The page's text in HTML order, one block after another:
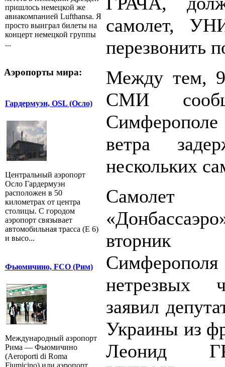
пришлось немецкой же
авиакомпанией Lufthansa. Я
просто выиграл билеты на
концерт немецкой группы
...
Аэропорты мира:
Гардермуэн, OSL (Осло)
Центральный аэропорт
Осло Гардермуэн
расположен в 50
километрах от центра
столицы. С городом
аэропорт связывает
автомобильная трасса (E 6)
и высо...
Фьюмичино, FCO (Рим)
Международный аэропорт
Рима — Фьюмичино
(Aeroporti di Roma
Fiumicino) или аэропорт
самолет,
перезвонить
Между тем,
СМИ
ветра
нескольких
Самолет
вторник
нетрезвых
заявил
Украины из
Леонид